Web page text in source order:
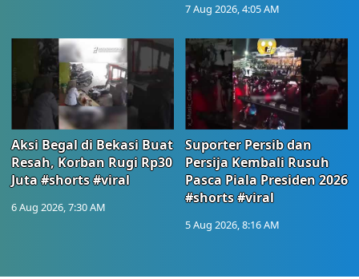
7 Aug 2026, 4:05 AM
Aksi Begal di Bekasi Buat
Resah, Korban Rugi Rp30
Juta #shorts #viral
6 Aug 2026, 7:30 AM
Suporter Persib dan
Persija Kembali Rusuh
Pasca Piala Presiden 2026
#shorts #viral
5 Aug 2026, 8:16 AM